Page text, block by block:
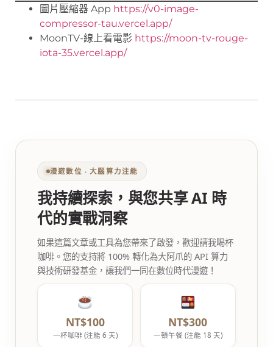
圖片壓縮器 App https://v0-image-
compressor-tau.vercel.app/
MoonTV-線上看電影 https://moon-tv-rouge-
iota-35.vercel.app/
漫遊數位 ‧ 大腦算力注能
我持續探索，與您共享 AI 時
代的實戰洞察
如果這篇文章或工具為您帶來了啟發，歡迎請我喝杯
咖啡。您的支持將 100% 轉化為大阿爪的 API 算力
與技術研發基金，讓我們一同在數位時代漫遊！
NT$100
一杯咖啡 (注能 6 天)
NT$300
一頓午餐 (注能 18 天)